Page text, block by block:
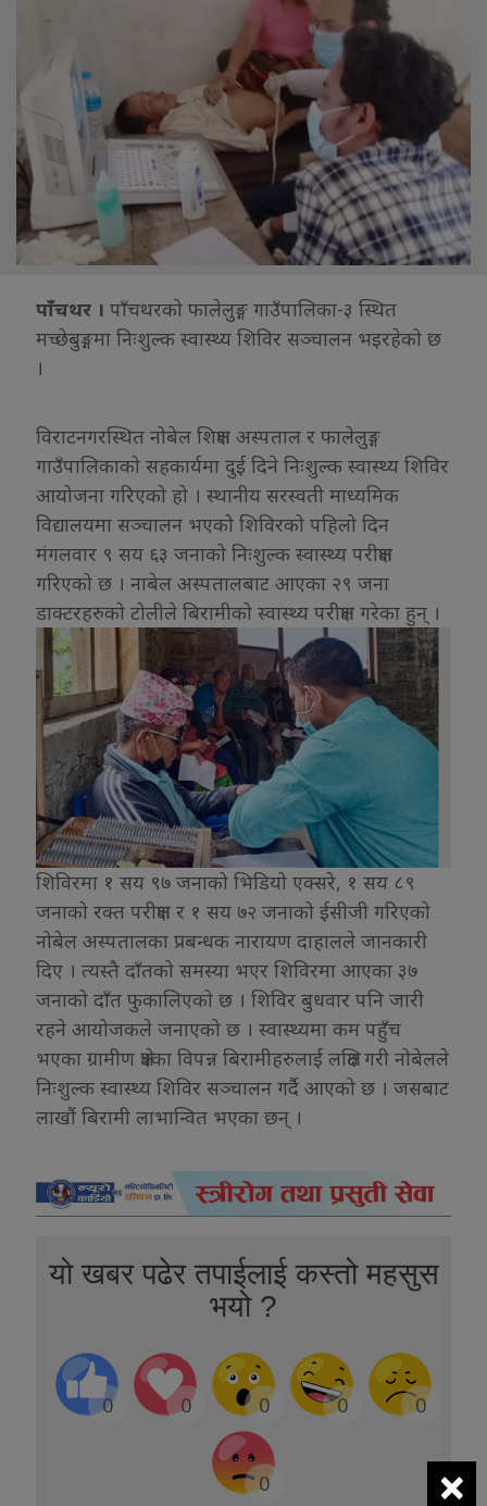
पाँचथर । पाँचथरको फालेलुङ्ग गाउँपालिका-३ स्थित
मच्छेबुङ्गमा निःशुल्क स्वास्थ्य शिविर सञ्चालन भइरहेको छ
।
विराटनगरस्थित नोबेल शिक्षण अस्पताल र फालेलुङ्ग
गाउँपालिकाको सहकार्यमा दुई दिने निःशुल्क स्वास्थ्य शिविर
आयोजना गरिएको हो । स्थानीय सरस्वती माध्यमिक
विद्यालयमा सञ्चालन भएको शिविरको पहिलो दिन
मंगलवार ९ सय ६३ जनाको निःशुल्क स्वास्थ्य परीक्षण
गरिएको छ । नाबेल अस्पतालबाट आएका २९ जना
डाक्टरहरुको टोलीले बिरामीको स्वास्थ्य परीक्षण गरेका हुन् ।
शिविरमा १ सय ९७ जनाको भिडियो एक्सरे, १ सय ८९
जनाको रक्त परीक्षण र १ सय ७२ जनाको ईसीजी गरिएको
नोबेल अस्पतालका प्रबन्धक नारायण दाहालले जानकारी
दिए । त्यस्तै दाँतको समस्या भएर शिविरमा आएका ३७
जनाको दाँत फुकालिएको छ । शिविर बुधवार पनि जारी
रहने आयोजकले जनाएको छ । स्वास्थ्यमा कम पहुँच
भएका ग्रामीण क्षेत्रका विपन्न बिरामीहरुलाई लक्षित गरी नोबेलले
निःशुल्क स्वास्थ्य शिविर सञ्चालन गर्दै आएको छ । जसबाट
लाखौं बिरामी लाभान्वित भएका छन् ।
यो खबर पढेर तपाईलाई कस्तो महसुस
भयो ?
0 0 0 0 0
0 ×